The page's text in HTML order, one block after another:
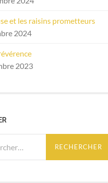
et les raisins prometteurs
2024
2023